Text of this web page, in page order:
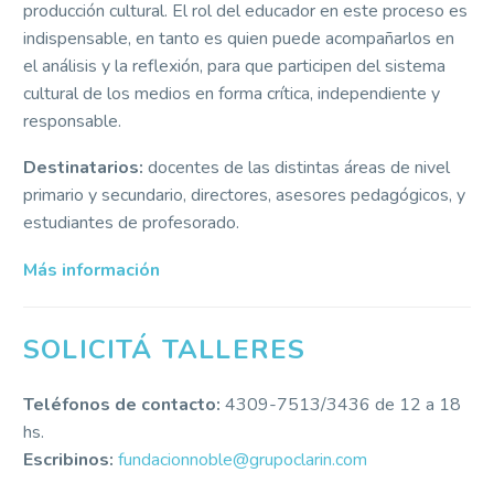
producción cultural. El rol del educador en este proceso es
indispensable, en tanto es quien puede acompañarlos en
el análisis y la reflexión, para que participen del sistema
cultural de los medios en forma crítica, independiente y
responsable.
Destinatarios: docentes de las distintas áreas de nivel
primario y secundario, directores, asesores pedagógicos, y
estudiantes de profesorado.
Más información
SOLICITÁ TALLERES
Teléfonos de contacto: 4309-7513/3436 de 12 a 18
hs.
Escribinos: fundacionnoble@grupoclarin.com